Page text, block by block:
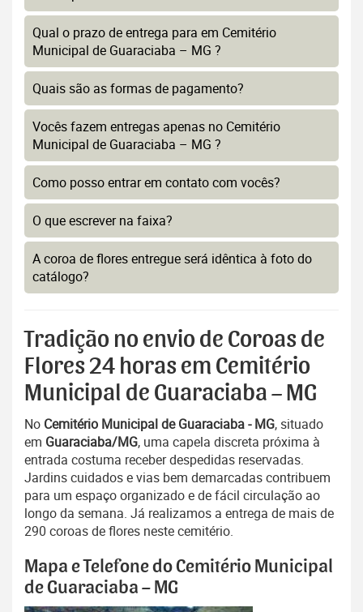
Qual o prazo de entrega para em Cemitério
Municipal de Guaraciaba – MG ?
Quais são as formas de pagamento?
Vocês fazem entregas apenas no Cemitério
Municipal de Guaraciaba – MG ?
Como posso entrar em contato com vocês?
O que escrever na faixa?
A coroa de flores entregue será idêntica à foto do
catálogo?
Tradição no envio de Coroas de
Flores 24 horas em Cemitério
Municipal de Guaraciaba – MG
No Cemitério Municipal de Guaraciaba - MG, situado
em Guaraciaba/MG, uma capela discreta próxima à
entrada costuma receber despedidas reservadas.
Jardins cuidados e vias bem demarcadas contribuem
para um espaço organizado e de fácil circulação ao
longo da semana. Já realizamos a entrega de mais de
290 coroas de flores neste cemitério.
Mapa e Telefone do Cemitério Municipal
de Guaraciaba – MG